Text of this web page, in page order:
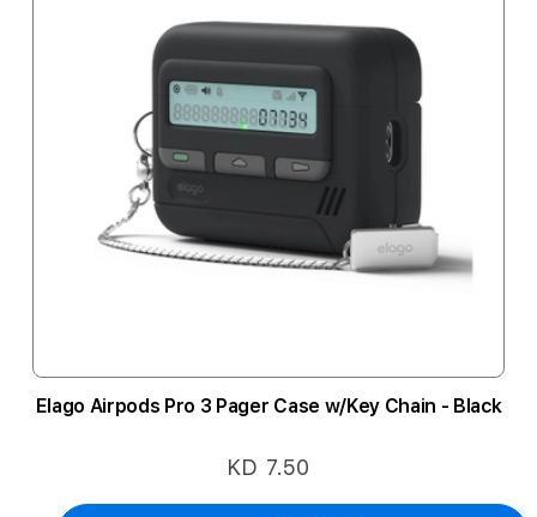
Elago Airpods Pro 3 Pager Case w/Key Chain - Black
KD 7.50